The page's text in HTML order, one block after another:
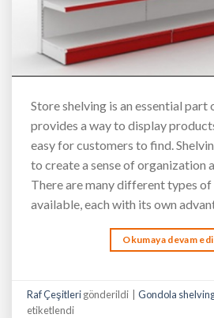
Store shelving is an essential
provides a way to display
easy for customers to find.
to create a sense of organization
There are many different types
available, each with its own
Okumaya devam
Raf Çeşitlerigönderildi Gondola
etiketlendi